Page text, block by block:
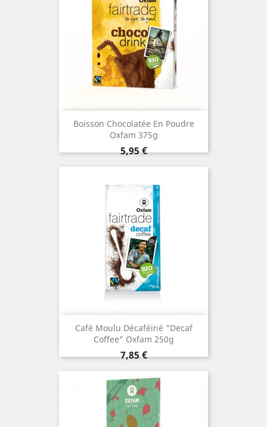
Boisson Chocolatée En Poudre
Oxfam 375g
Prix
5,95 €
Café Moulu Décaféiné "Decaf
Coffee" Oxfam 250g
Prix
7,85 €